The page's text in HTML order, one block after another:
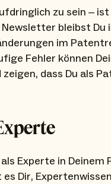
zu sein –
bleibst Du
im
Fehler können
dass Du als
Experte in
Dir,